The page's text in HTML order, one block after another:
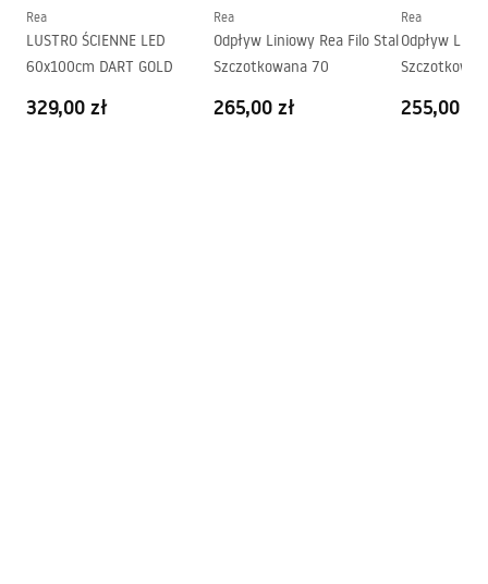
Gwarancja
Rea
LUSTRO ŚCIENNE LED
60x100cm DART GOLD
329,00 zł
Rea
Odpływ Liniowy Rea Filo Stal
Szczotkowana 70
265,00 zł
Rea
Odpływ
255,00 zł